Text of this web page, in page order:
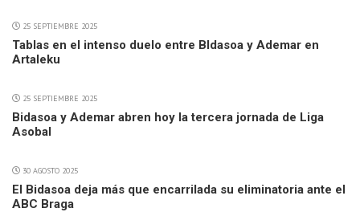
25 SEPTIEMBRE 2025
Tablas en el intenso duelo entre BIdasoa y Ademar en
Artaleku
25 SEPTIEMBRE 2025
Bidasoa y Ademar abren hoy la tercera jornada de Liga
Asobal
30 AGOSTO 2025
El Bidasoa deja más que encarrilada su eliminatoria ante el
ABC Braga